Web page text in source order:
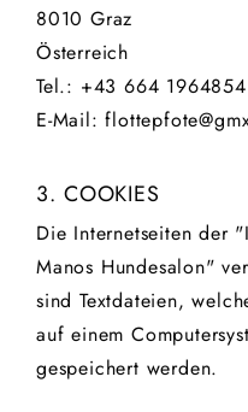
8010 Graz
Österreich
Tel.: +43 664 1964854
E-Mail:
3. COOKIES
Die Internetseiten der
Manos Hundesalon"
sind Textdateien,
auf einem
gespeichert werden.